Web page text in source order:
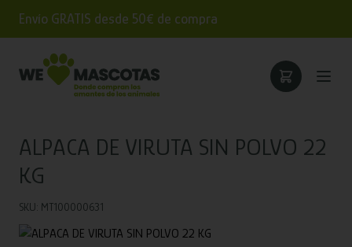
Envío GRATIS desde 50€ de compra
ALPACA DE VIRUTA SIN POLVO 22
KG
SKU: MT100000631